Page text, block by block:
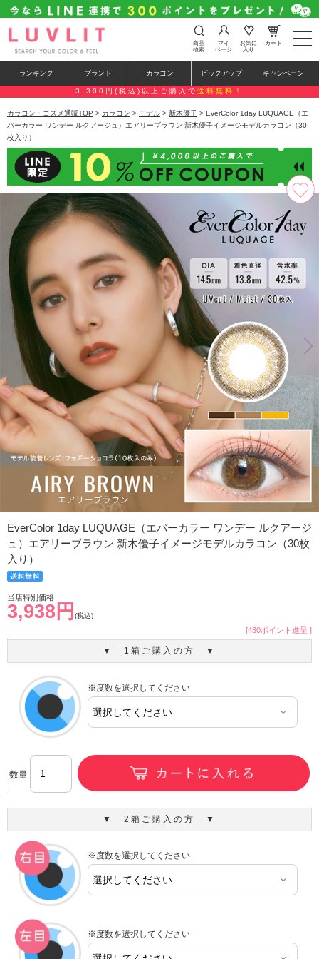
t
o
e
n
a
v
t
i
o
n
商品
検索
マイ
ページ
お気に
入り
カート
ランキング ブランド カラコン ピックアップ キャンペーン
3,300円(税込)以上ご購入で 送料無料！
カラコン・コスメ通販TOP > カラコン > モデル > 新木優子 > EverColor 1day LUQUAGE（エ
バーカラー ワンデー ルクアージュ）エアリーブラウン 新木優子イメージモデルカラコン（30
枚入り）
EverColor 1day LUQUAGE（エバーカラー ワンデー ルクアージ
ュ）エアリーブラウン 新木優子イメージモデルカラコン（30枚
入り）
当店特別価格
3,938円 (税込)
[430ポイント進呈 ]
▼ 1箱ご購入の方 ▼
※度数を選択してください
数量
▼ 2箱ご購入の方 ▼
※度数を選択してください
※度数を選択してください